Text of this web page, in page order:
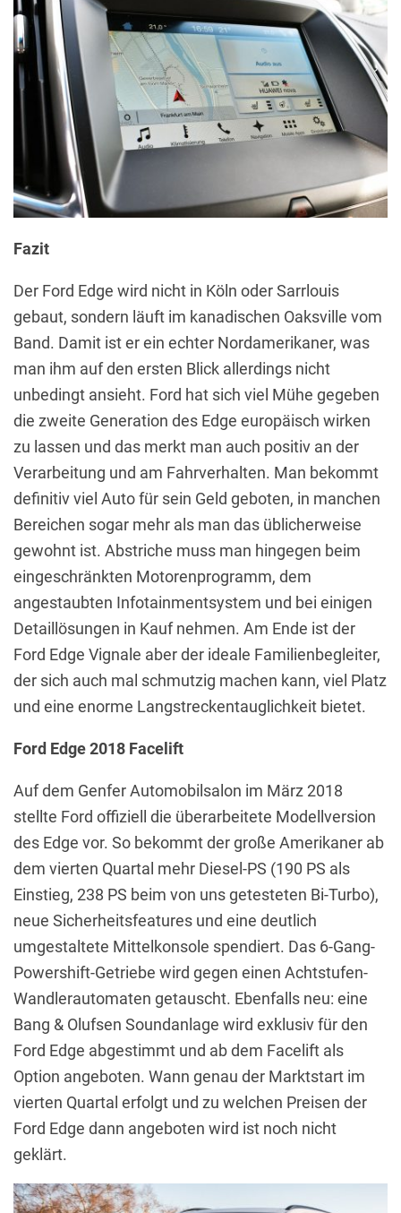
Fazit
Der Ford Edge wird nicht in Köln oder Sarrlouis
gebaut, sondern läuft im kanadischen Oaksville vom
Band. Damit ist er ein echter Nordamerikaner, was
man ihm auf den ersten Blick allerdings nicht
unbedingt ansieht. Ford hat sich viel Mühe gegeben
die zweite Generation des Edge europäisch wirken
zu lassen und das merkt man auch positiv an der
Verarbeitung und am Fahrverhalten. Man bekommt
definitiv viel Auto für sein Geld geboten, in manchen
Bereichen sogar mehr als man das üblicherweise
gewohnt ist. Abstriche muss man hingegen beim
eingeschränkten Motorenprogramm, dem
angestaubten Infotainmentsystem und bei einigen
Detaillösungen in Kauf nehmen. Am Ende ist der
Ford Edge Vignale aber der ideale Familienbegleiter,
der sich auch mal schmutzig machen kann, viel Platz
und eine enorme Langstreckentauglichkeit bietet.
Ford Edge 2018 Facelift
Auf dem Genfer Automobilsalon im März 2018
stellte Ford offiziell die überarbeitete Modellversion
des Edge vor. So bekommt der große Amerikaner ab
dem vierten Quartal mehr Diesel-PS (190 PS als
Einstieg, 238 PS beim von uns getesteten Bi-Turbo),
neue Sicherheitsfeatures und eine deutlich
umgestaltete Mittelkonsole spendiert. Das 6-Gang-
Powershift-Getriebe wird gegen einen Achtstufen-
Wandlerautomaten getauscht. Ebenfalls neu: eine
Bang & Olufsen Soundanlage wird exklusiv für den
Ford Edge abgestimmt und ab dem Facelift als
Option angeboten. Wann genau der Marktstart im
vierten Quartal erfolgt und zu welchen Preisen der
Ford Edge dann angeboten wird ist noch nicht
geklärt.